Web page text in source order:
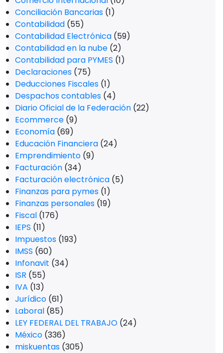
Conciliación Bancarias (1)
Contabilidad (55)
Contabilidad Electrónica (59)
Contabilidad en la nube (2)
Contabilidad para PYMES (1)
Declaraciones (75)
Deducciones Fiscales (1)
Despachos contables (4)
Diario Oficial de la Federación (22)
Ecommerce (9)
Economía (69)
Educación Financiera (24)
Emprendimiento (9)
Facturación (34)
Facturación electrónica (5)
Finanzas para pymes (1)
Finanzas personales (19)
Fiscal (176)
IEPS (11)
Impuestos (193)
IMSS (60)
Infonavit (34)
ISR (55)
IVA (13)
Jurídico (61)
Laboral (85)
LEY FEDERAL DEL TRABAJO (24)
México (336)
miskuentas (305)